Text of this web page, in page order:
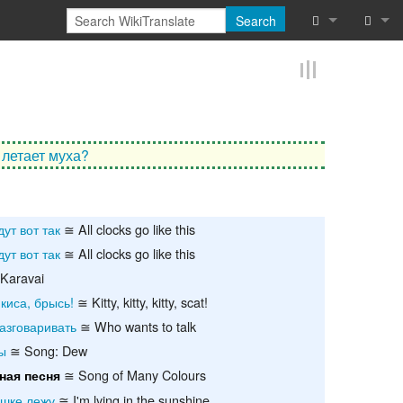
Search
муха?
вот так ≅ All clocks go like this
вот так ≅ All clocks go like this
брысь! ≅ Kitty, kitty, kitty, scat!
≅ Who wants to talk
≅ Song: Dew
песня ≅ Song of Many Colours
лежу ≅ I'm lying in the sunshine